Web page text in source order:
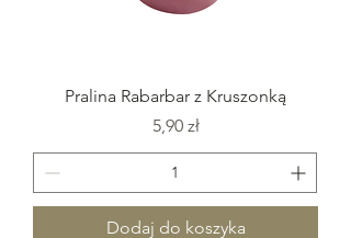
Pralina Rabarbar z Kruszonką
Cena
5,90 zł
Dodaj do koszyka